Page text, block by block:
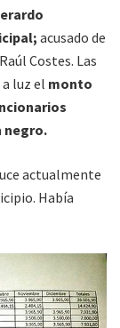
acusado de
Costes. Las
luz el monto
negro.
actualmente
Había